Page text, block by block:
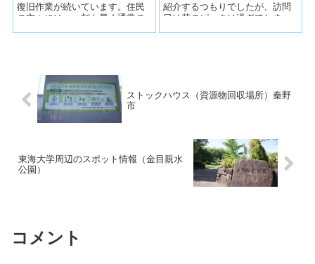
復旧作業が続いています。住民
の方々には、一刻も早く通常の
紹介するつもりでしたが、訪問
日は花のピークは過ぎてしまっ
ストックハウス（資源物回収場所）秦野
市
東海大学周辺のスポット情報（金目親水
公園）
コメント